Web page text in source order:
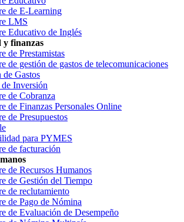
de E-Learning
LMS
Educativo de Inglés
finanzas
de Prestamistas
de gestión de gastos de telecomunicaciones
de Gastos
Inversión
de Cobranza
de Finanzas Personales Online
de Presupuestos
para PYMES
de facturación
de Recursos Humanos
de Gestión del Tiempo
de reclutamiento
de Pago de Nómina
de Evaluación de Desempeño